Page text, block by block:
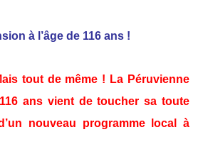
à l’âge de 116 ans !
tout de même ! La Péruvienne
ans vient de toucher sa toute
nouveau programme local à